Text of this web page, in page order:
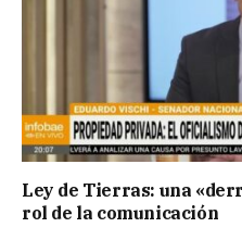
Ley de Tierras: una
rol de la comunicación